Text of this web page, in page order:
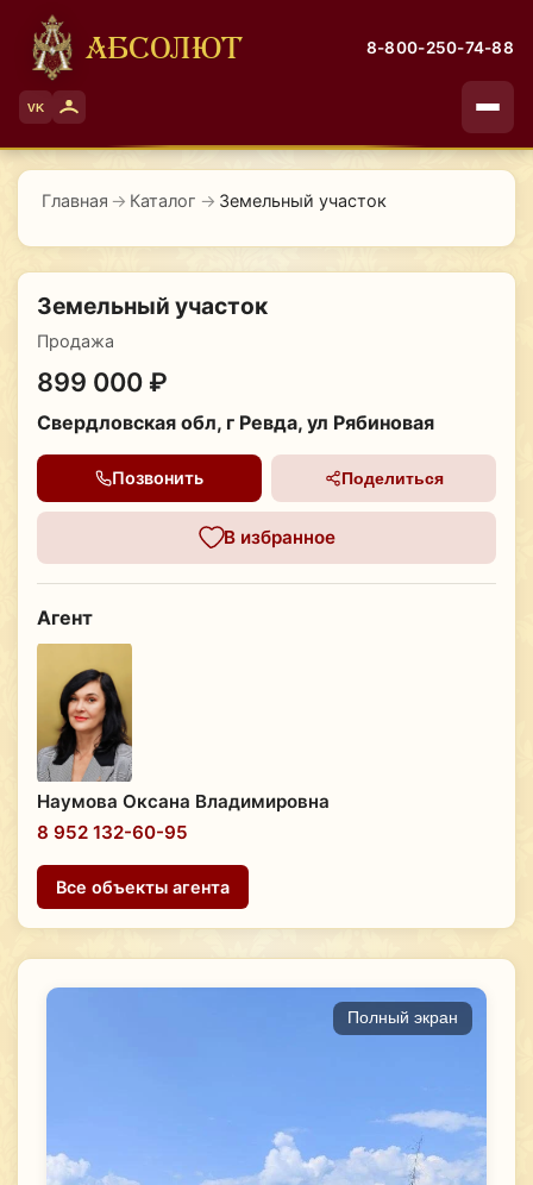
АБСОЛЮТ 8-800-250-74-88
VK
Главная → Каталог → Земельный участок
Полный экран
Земельный участок
Продажа
899 000 ₽
Свердловская обл, г Ревда, ул Рябиновая
Позвонить Поделиться
В избранное
Агент
Наумова Оксана Владимировна
8 952 132-60-95
Все объекты агента